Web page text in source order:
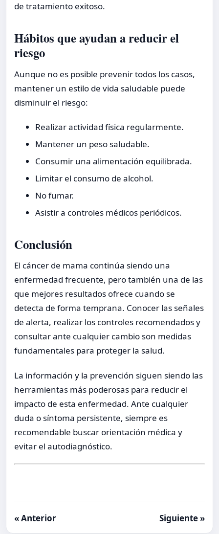
de tratamiento exitoso.
Hábitos que ayudan a reducir el
riesgo
Aunque no es posible prevenir todos los casos,
mantener un estilo de vida saludable puede
disminuir el riesgo:
Realizar actividad física regularmente.
Mantener un peso saludable.
Consumir una alimentación equilibrada.
Limitar el consumo de alcohol.
No fumar.
Asistir a controles médicos periódicos.
Conclusión
El cáncer de mama continúa siendo una
enfermedad frecuente, pero también una de las
que mejores resultados ofrece cuando se
detecta de forma temprana. Conocer las señales
de alerta, realizar los controles recomendados y
consultar ante cualquier cambio son medidas
fundamentales para proteger la salud.
La información y la prevención siguen siendo las
herramientas más poderosas para reducir el
impacto de esta enfermedad. Ante cualquier
duda o síntoma persistente, siempre es
recomendable buscar orientación médica y
evitar el autodiagnóstico.
« Anterior Siguiente »